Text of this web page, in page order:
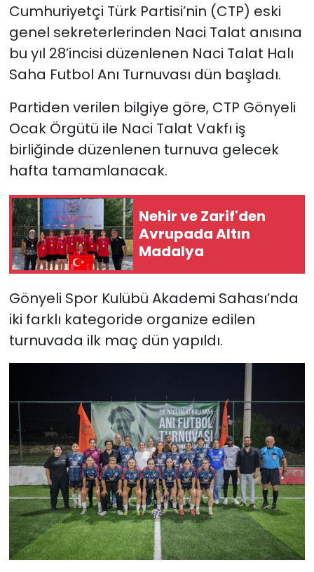
Cumhuriyetçi Türk Partisi’nin (CTP) eski
genel sekreterlerinden Naci Talat anısına
bu yıl 28’incisi düzenlenen Naci Talat Halı
Saha Futbol Anı Turnuvası dün başladı.
Partiden verilen bilgiye göre, CTP Gönyeli
Ocak Örgütü ile Naci Talat Vakfı iş
birliğinde düzenlenen turnuva gelecek
hafta tamamlanacak.
Nehir ve Zarif'den
Avrupada Altın
Madalya
Gönyeli Spor Kulübü Akademi Sahası’nda
iki farklı kategoride organize edilen
turnuvada ilk maç dün yapıldı.
Moda
Nöbetçi Eczaneler
Politika
SAĞLIK
Spor
Teknoloji
TÜRKiYE
Video Galeri
YAŞAM